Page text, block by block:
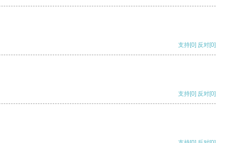
支持[0] 反对[0]
支持[0] 反对[0]